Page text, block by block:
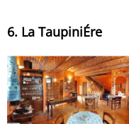
6. La TaupiniÉre